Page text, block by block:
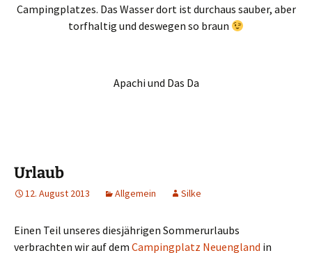
Campingplatzes. Das Wasser dort ist durchaus sauber, aber
torfhaltig und deswegen so braun
Apachi und Das Da
Urlaub
12. August 2013 Allgemein Silke
Einen Teil unseres diesjährigen Sommerurlaubs
verbrachten wir auf dem Campingplatz Neuengland in